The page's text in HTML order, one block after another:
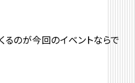
るのが今回のイベントならで